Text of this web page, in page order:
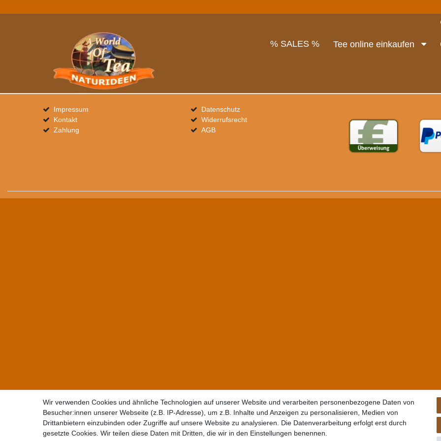
% SALES % Tee online einkaufen
Impressum
Kontakt
Zahlung
Datenschutz
Widerrufsrecht
AGB
Wir verwenden Cookies und ähnliche Technologien auf unserer Website und verarbeiten personenbezogene Daten von
Besucher:innen unserer Webseite (z.B. IP-Adresse), um z.B. Inhalte und Anzeigen zu personalisieren, Medien von
Drittanbietern einzubinden oder Zugriffe auf unsere Website zu analysieren. Die Datenverarbeitung erfolgt erst durch
gesetzte Cookies. Wir teilen diese Daten mit Dritten, die wir in den Einstellungen benennen.